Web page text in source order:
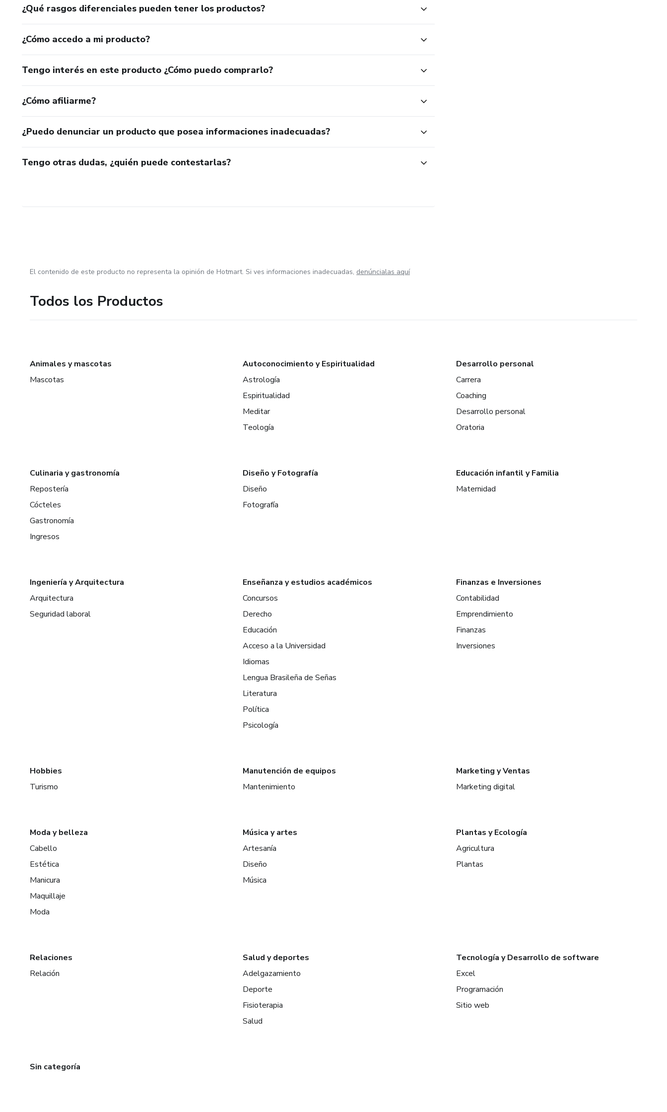
¿Qué rasgos diferenciales pueden tener los productos?
¿Cómo accedo a mi producto?
Tengo interés en este producto ¿Cómo puedo comprarlo?
¿Cómo afiliarme?
¿Puedo denunciar un producto que posea informaciones inadecuadas?
Tengo otras dudas, ¿quién puede contestarlas?
El contenido de este producto no representa la opinión de Hotmart. Si ves informaciones inadecuadas, denúncialas aquí
Todos los Productos
Animales y mascotas
Mascotas
Autoconocimiento y Espiritualidad
Astrología
Espiritualidad
Meditar
Teología
Desarrollo personal
Carrera
Coaching
Desarrollo personal
Oratoria
Culinaria y gastronomía
Repostería
Cócteles
Gastronomía
Ingresos
Diseño y Fotografía
Diseño
Fotografía
Educación infantil y Familia
Maternidad
Ingeniería y Arquitectura
Arquitectura
Seguridad laboral
Enseñanza y estudios académicos
Concursos
Derecho
Educación
Acceso a la Universidad
Idiomas
Lengua Brasileña de Señas
Literatura
Política
Psicología
Finanzas e Inversiones
Contabilidad
Emprendimiento
Finanzas
Inversiones
Hobbies
Turismo
Manutención de equipos
Mantenimiento
Marketing y Ventas
Marketing digital
Moda y belleza
Cabello
Estética
Manicura
Maquillaje
Moda
Música y artes
Artesanía
Diseño
Música
Plantas y Ecología
Agricultura
Plantas
Relaciones
Relación
Salud y deportes
Adelgazamiento
Deporte
Fisioterapia
Salud
Tecnología y Desarrollo de software
Excel
Programación
Sitio web
Sin categoría